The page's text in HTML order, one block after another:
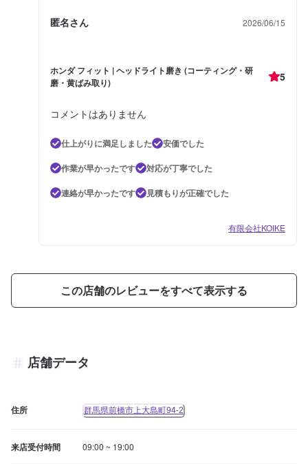
匿名さん 2026/06/15
ホンダ フィット | ヘッドライト磨き (コーティング・研
磨・黄ばみ取り)
5
コメントはありません
仕上がりに満足しました
安価でした
作業が早かったです
対応が丁寧でした
連絡が早かったです
見積もりが正確でした
有限会社KOIKE
この店舗のレビューをすべて表示する
店舗データ
住所 群馬県前橋市上大島町94-2
来店受付時間 09:00 ~ 19:00